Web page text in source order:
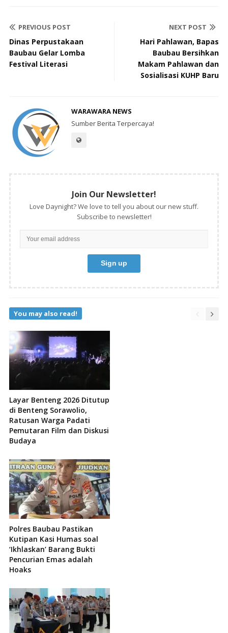
PREVIOUS POST
Dinas Perpustakaan
Baubau Gelar Lomba
Festival Literasi
NEXT POST
Hari Pahlawan, Bapas
Baubau Bersihkan
Makam Pahlawan dan
Sosialisasi KUHP Baru
WARAWARA NEWS
Sumber Berita Terpercaya!
Join Our Newsletter!
Love Daynight? We love to tell you about our new stuff.
Subscribe to newsletter!
You may also read!
Layar Benteng 2026 Ditutup
di Benteng Sorawolio,
Ratusan Warga Padati
Pemutaran Film dan Diskusi
Budaya
Polres Baubau Pastikan
Kutipan Kasi Humas soal
‘Ikhlaskan’ Barang Bukti
Pencurian Emas adalah
Hoaks